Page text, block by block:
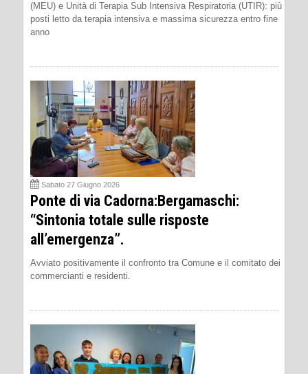
(MEU) e Unità di Terapia Sub Intensiva Respiratoria (UTIR): più
posti letto da terapia intensiva e massima sicurezza entro fine
anno
Sabato 27 Giugno 2026
Ponte di via Cadorna:Bergamaschi:
“Sintonia totale sulle risposte
all’emergenza”.
Avviato positivamente il confronto tra Comune e il comitato dei
commercianti e residenti.